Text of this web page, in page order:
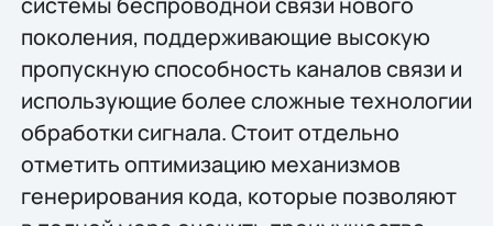
поколения, поддерживающие высокую
пропускную способность каналов связи и
использующие более сложные технологии
обработки сигнала. Стоит отдельно
отметить оптимизацию механизмов
генерирования кода, которые позволяют